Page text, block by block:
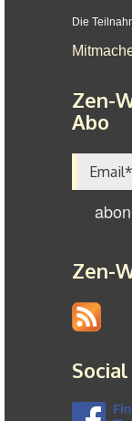
Die
Zen-
Abo
Zen-